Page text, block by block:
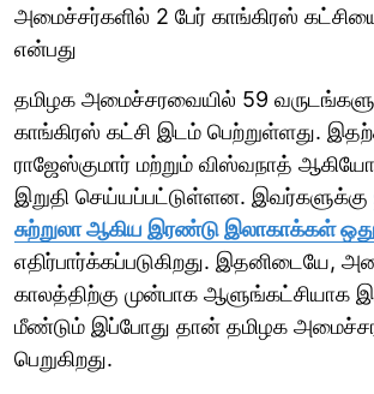
அமைச்சர்களில் 2 பேர் காங்கிரஸ்
என்பது
தமிழக அமைச்சரவையில் 59
காங்கிரஸ் கட்சி இடம் பெற்றுள்ளது.
ராஜேஸ்குமார் மற்றும் விஸ்வநாத்
இறுதி செய்யப்பட்டுள்ளன. இவர்களுக்கு
சுற்றுலா ஆகிய இரண்டு இலாகாக்கள்
எதிர்பார்க்கப்படுகிறது. இதனிடையே,
காலத்திற்கு முன்பாக ஆளுங்கட்சியாக
மீண்டும் இப்போது தான் தமிழக
பெறுகிறது.